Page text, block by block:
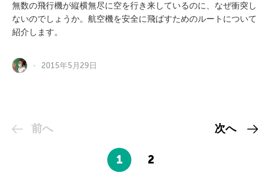
無数の飛行機が縦横無尽に空を行き来しているのに、なぜ衝突し
ないのでしょうか。航空機を安全に飛ばすためのルートについて
紹介します。
2015年5月29日
前へ
1 2
次へ